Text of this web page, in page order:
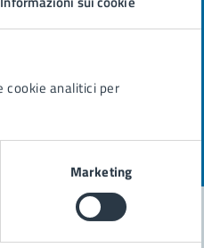
cookie analitici per
Marketing